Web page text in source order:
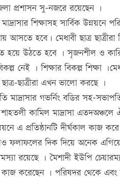
প্রশাসন সু-নজরে রয়েছেন ।
শিক্ষাসহ সার্বিক
আসতে হবে। মেধাবী ছাত্র
হয়ে উঠতে হবে । সৃজনশীল ও
নেই । শিক্ষার বিকল্প শিক্ষা
ছাত্র-ছাত্রীরা এখন ভালো করছে ।
মাদ্রাসার গভর্নিং বডির সহ-
কামিল মাদ্রাসা এতদঅঞ্চলে
এ প্রতিষ্ঠানটি দীর্ঘকাল কাজ
ফলাফলের দিক দিয়ে অনেক
রয়েছে । মৈশাদী ইউপি
করেছেন । পরিষদর থেকে এবং